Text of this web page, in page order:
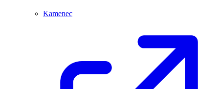
Kamenec